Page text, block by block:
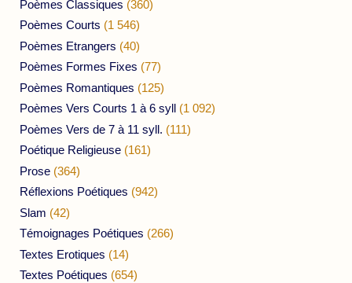
Poèmes Classiques (360)
Poèmes Courts (1 546)
Poèmes Etrangers (40)
Poèmes Formes Fixes (77)
Poèmes Romantiques (125)
Poèmes Vers Courts 1 à 6 syll (1 092)
Poèmes Vers de 7 à 11 syll. (111)
Poétique Religieuse (161)
Prose (364)
Réflexions Poétiques (942)
Slam (42)
Témoignages Poétiques (266)
Textes Erotiques (14)
Textes Poétiques (654)